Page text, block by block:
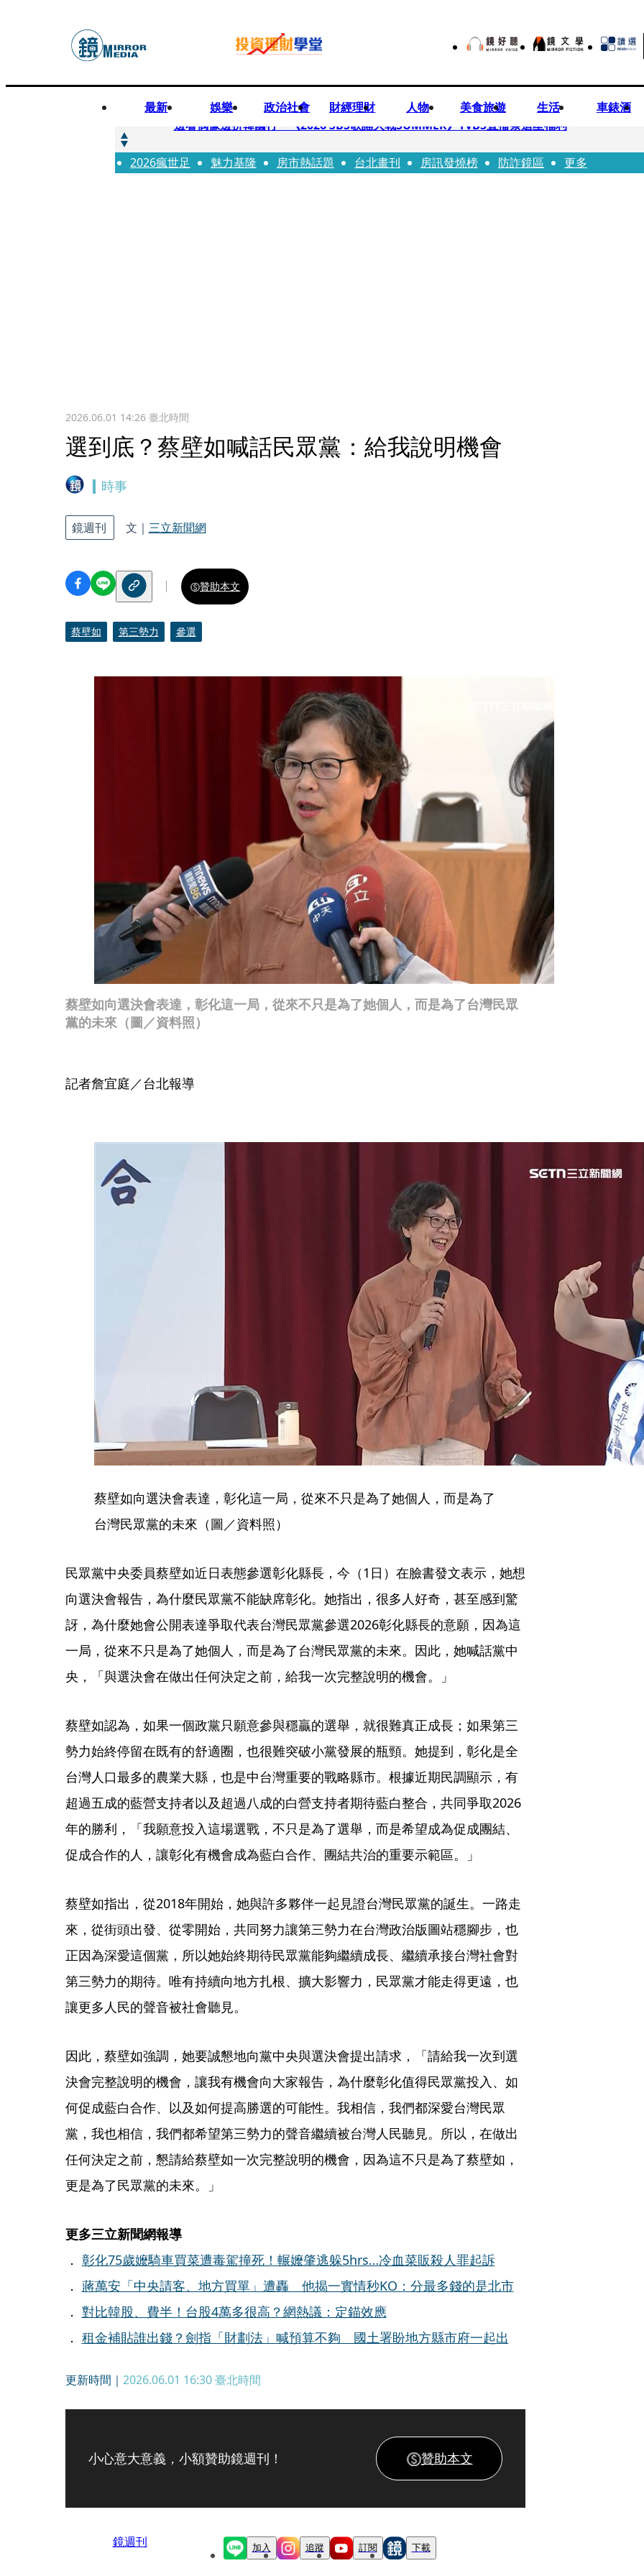
最新 娛樂 政治社會 財經理財 人物 美食旅遊 生活 車錶酒
快訊
邊看偶像邊拚韓國行 《2026 SBS歌謠大戰SUMMER》TVBS直播祭追星福利
快訊
代誌大條火急跳船？ 宏碁派任李文詳接掌兆基屋管2天就喊撤出！
2026瘋世足 魅力基隆 房市熱話題 台北畫刊 房訊發燒榜 防詐鏡區 更多
2026.06.01 14:26臺北時間
選到底？蔡壁如喊話民眾黨：給我說明機會
時事
蔡壁如向選決會表達，彰化這一局，從來不只是為了她個人，而是為了台灣民眾
黨的未來（圖／資料照）
鏡週刊 文｜ 三立新聞網
贊助本文
蔡壁如 第三勢力 參選
記者詹宜庭／台北報導
蔡壁如向選決會表達，彰化這一局，從來不只是為了她個人，而是為了
台灣民眾黨的未來（圖／資料照）
民眾黨中央委員蔡壁如近日表態參選彰化縣長，今（1日）在臉書發文表示，她想
向選決會報告，為什麼民眾黨不能缺席彰化。她指出，很多人好奇，甚至感到驚
訝，為什麼她會公開表達爭取代表台灣民眾黨參選2026彰化縣長的意願，因為這
一局，從來不只是為了她個人，而是為了台灣民眾黨的未來。因此，她喊話黨中
央，「與選決會在做出任何決定之前，給我一次完整說明的機會。」
蔡壁如認為，如果一個政黨只願意參與穩贏的選舉，就很難真正成長；如果第三
勢力始終停留在既有的舒適圈，也很難突破小黨發展的瓶頸。她提到，彰化是全
台灣人口最多的農業大縣，也是中台灣重要的戰略縣市。根據近期民調顯示，有
超過五成的藍營支持者以及超過八成的白營支持者期待藍白整合，共同爭取2026
年的勝利，「我願意投入這場選戰，不只是為了選舉，而是希望成為促成團結、
促成合作的人，讓彰化有機會成為藍白合作、團結共治的重要示範區。」
蔡壁如指出，從2018年開始，她與許多夥伴一起見證台灣民眾黨的誕生。一路走
來，從街頭出發、從零開始，共同努力讓第三勢力在台灣政治版圖站穩腳步，也
正因為深愛這個黨，所以她始終期待民眾黨能夠繼續成長、繼續承接台灣社會對
第三勢力的期待。唯有持續向地方扎根、擴大影響力，民眾黨才能走得更遠，也
讓更多人民的聲音被社會聽見。
因此，蔡壁如強調，她要誠懇地向黨中央與選決會提出請求，「請給我一次到選
決會完整說明的機會，讓我有機會向大家報告，為什麼彰化值得民眾黨投入、如
何促成藍白合作、以及如何提高勝選的可能性。我相信，我們都深愛台灣民眾
黨，我也相信，我們都希望第三勢力的聲音繼續被台灣人民聽見。所以，在做出
任何決定之前，懇請給蔡壁如一次完整說明的機會，因為這不只是為了蔡壁如，
更是為了民眾黨的未來。」
更多三立新聞網報導
． 彰化75歲嬤騎車買菜遭毒駕撞死！輾嬤肇逃躲5hrs…冷血菜販殺人罪起訴
． 蔣萬安「中央請客、地方買單」遭轟 他揭一實情秒KO：分最多錢的是北市
． 對比韓股、費半！台股4萬多很高？網熱議：定錨效應
． 租金補貼誰出錢？劍指「財劃法」喊預算不夠 國土署盼地方縣市府一起出
更新時間｜ 2026.06.01 16:30臺北時間
小心意大意義，小額贊助鏡週刊！ 贊助本文
鏡週刊 加入 追蹤 訂閱 下載